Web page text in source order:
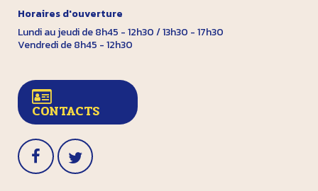
Horaires d'ouverture
Lundi au jeudi de 8h45 - 12h30 / 13h30 - 17h30
Vendredi de 8h45 - 12h30
CONTACTS